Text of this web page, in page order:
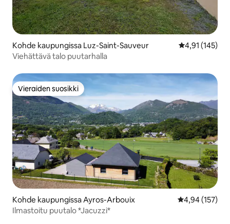
Kohde kaupungissa Luz-Saint-Sauveur
4,91 (145)
Viehättävä talo puutarhalla
Vieraiden suosikki
Vieraiden suosikki
Kohde kaupungissa Ayros-Arbouix
4,94 (157)
Ilmastoitu puutalo *Jacuzzi*